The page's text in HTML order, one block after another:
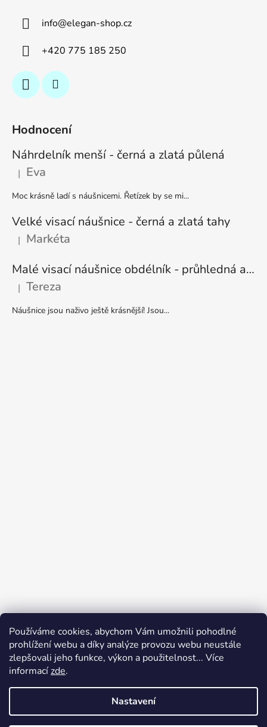
Používáme cookies, abychom Vám umožnili pohodlné
prohlížení webu a díky analýze provozu webu neustále
zlepšovali jeho funkce, výkon a použitelnost... Více
informacízde.
Nastavení
info@elegan-shop.cz
+420 775 185 250
Hodnocení
Náhrdelník menší - černá a zlatá půlená
Hodnocení produktu je 5 z 5 hvězdiček.
| Eva
Moc krásně ladí s náušnicemi. Řetízek by se mi...
Velké visací náušnice - černá a zlatá tahy
Hodnocení produktu je 5 z 5 hvězdiček.
| Markéta
Malé visací náušnice obdélník - průhledná a stříbrná
Hodnocení produktu je 5 z 5 hvězdiček.
| Tereza
Náušnice jsou naživo ještě krásnější! Jsou...